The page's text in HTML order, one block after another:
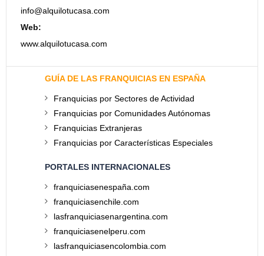
info@alquilotucasa.com
Web:
www.alquilotucasa.com
GUÍA DE LAS FRANQUICIAS EN ESPAÑA
Franquicias por Sectores de Actividad
Franquicias por Comunidades Autónomas
Franquicias Extranjeras
Franquicias por Características Especiales
PORTALES INTERNACIONALES
franquiciasenespaña.com
franquiciasenchile.com
lasfranquiciasenargentina.com
franquiciasenelperu.com
lasfranquiciasencolombia.com